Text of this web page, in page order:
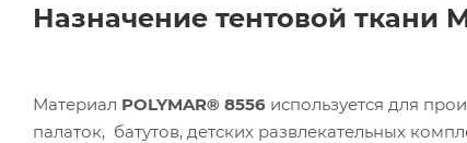
Назначение тентовой ткани
Материал POLYMAR® 8556 используется для
палаток, батутов, детских развлекательных